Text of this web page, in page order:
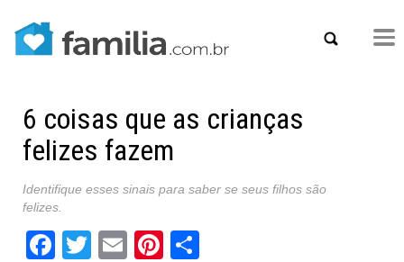
6 coisas que as crianças
felizes fazem
Identifique esses sinais para saber se seus filhos são
felizes.
Facebook
Twitter
EmailPinterest